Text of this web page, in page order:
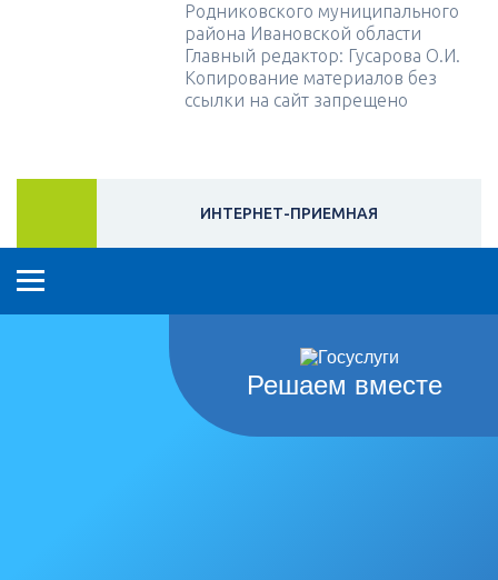
Родниковского муниципального
района Ивановской области
Главный редактор: Гусарова О.И.
Копирование материалов без
ссылки на сайт запрещено
ИНТЕРНЕТ-ПРИЕМНАЯ
Решаем вместе